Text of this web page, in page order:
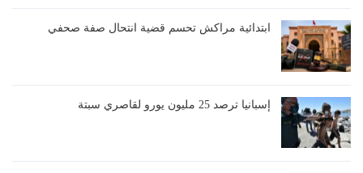
ابتدائية مراكش تحسم قضية انتحال صفة صحفي
إسبانيا ترصد 25 مليون يورو لقاصري سبتة